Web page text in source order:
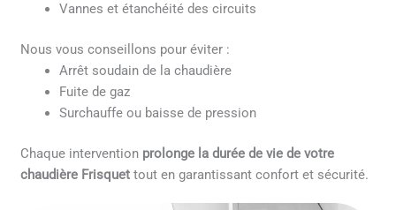
Vannes et étanchéité des circuits
Nous vous conseillons pour éviter :
Arrêt soudain de la chaudière
Fuite de gaz
Surchauffe ou baisse de pression
Chaque intervention prolonge la durée de vie de votre
chaudière Frisquet tout en garantissant confort et sécurité.